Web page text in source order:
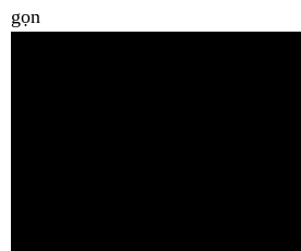
gọn